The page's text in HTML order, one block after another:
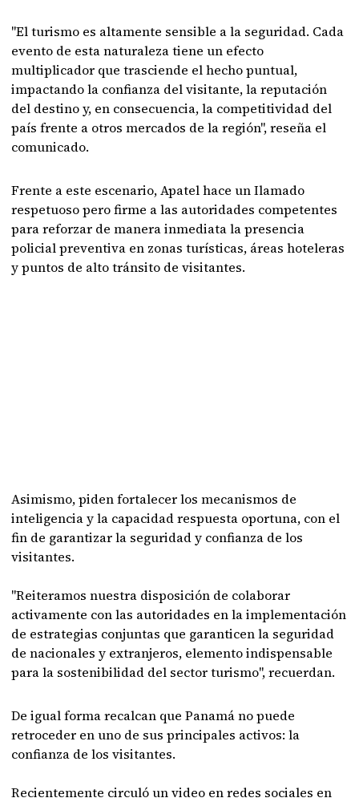
"El turismo es altamente sensible a la seguridad. Cada
evento de esta naturaleza tiene un efecto
multiplicador que trasciende el hecho puntual,
impactando la confianza del visitante, la reputación
del destino y, en consecuencia, la competitividad del
país frente a otros mercados de la región", reseña el
comunicado.
Frente a este escenario, Apatel hace un Ilamado
respetuoso pero firme a las autoridades competentes
para reforzar de manera inmediata la presencia
policial preventiva en zonas turísticas, áreas hoteleras
y puntos de alto tránsito de visitantes.
Asimismo, piden fortalecer los mecanismos de
inteligencia y la capacidad respuesta oportuna, con el
fin de garantizar la seguridad y confianza de los
visitantes.
"Reiteramos nuestra disposición de colaborar
activamente con las autoridades en la implementación
de estrategias conjuntas que garanticen la seguridad
de nacionales y extranjeros, elemento indispensable
para la sostenibilidad del sector turismo", recuerdan.
De igual forma recalcan que Panamá no puede
retroceder en uno de sus principales activos: la
confianza de los visitantes.
Recientemente circuló un video en redes sociales en